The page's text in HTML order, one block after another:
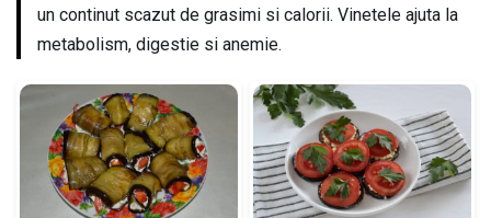
un continut scazut de grasimi si calorii. Vinetele ajuta la
metabolism, digestie si anemie.